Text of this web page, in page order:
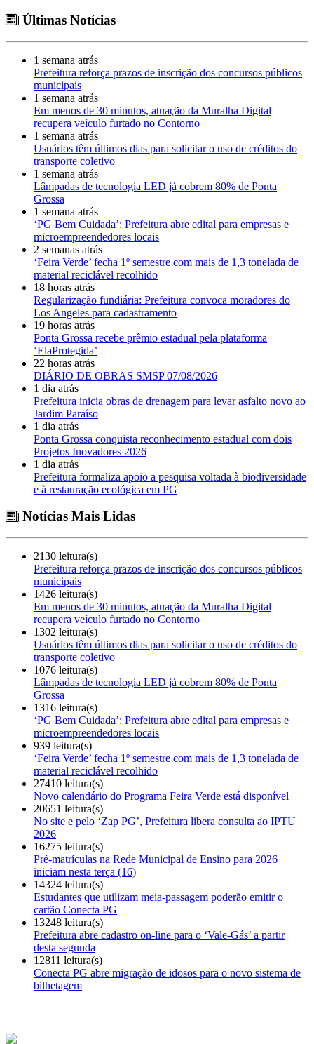
Últimas Notícias
1 semana atrás
Prefeitura reforça prazos de inscrição dos concursos públicos
municipais
1 semana atrás
Em menos de 30 minutos, atuação da Muralha Digital
recupera veículo furtado no Contorno
1 semana atrás
Usuários têm últimos dias para solicitar o uso de créditos do
transporte coletivo
1 semana atrás
Lâmpadas de tecnologia LED já cobrem 80% de Ponta
Grossa
1 semana atrás
‘PG Bem Cuidada’: Prefeitura abre edital para empresas e
microempreendedores locais
2 semanas atrás
‘Feira Verde’ fecha 1º semestre com mais de 1,3 tonelada de
material reciclável recolhido
18 horas atrás
Regularização fundiária: Prefeitura convoca moradores do
Los Angeles para cadastramento
19 horas atrás
Ponta Grossa recebe prêmio estadual pela plataforma
‘ElaProtegida’
22 horas atrás
DIÁRIO DE OBRAS SMSP 07/08/2026
1 dia atrás
Prefeitura inicia obras de drenagem para levar asfalto novo ao
Jardim Paraíso
1 dia atrás
Ponta Grossa conquista reconhecimento estadual com dois
Projetos Inovadores 2026
1 dia atrás
Prefeitura formaliza apoio a pesquisa voltada à biodiversidade
e à restauração ecológica em PG
Notícias Mais Lidas
2130 leitura(s)
Prefeitura reforça prazos de inscrição dos concursos públicos
municipais
1426 leitura(s)
Em menos de 30 minutos, atuação da Muralha Digital
recupera veículo furtado no Contorno
1302 leitura(s)
Usuários têm últimos dias para solicitar o uso de créditos do
transporte coletivo
1076 leitura(s)
Lâmpadas de tecnologia LED já cobrem 80% de Ponta
Grossa
1316 leitura(s)
‘PG Bem Cuidada’: Prefeitura abre edital para empresas e
microempreendedores locais
939 leitura(s)
‘Feira Verde’ fecha 1º semestre com mais de 1,3 tonelada de
material reciclável recolhido
27410 leitura(s)
Novo calendário do Programa Feira Verde está disponível
20651 leitura(s)
No site e pelo ‘Zap PG’, Prefeitura libera consulta ao IPTU
2026
16275 leitura(s)
Pré-matrículas na Rede Municipal de Ensino para 2026
iniciam nesta terça (16)
14324 leitura(s)
Estudantes que utilizam meia-passagem poderão emitir o
cartão Conecta PG
13248 leitura(s)
Prefeitura abre cadastro on-line para o ‘Vale-Gás’ a partir
desta segunda
12811 leitura(s)
Conecta PG abre migração de idosos para o novo sistema de
bilhetagem